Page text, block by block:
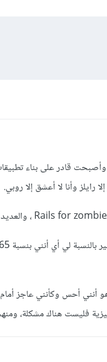
قادر على بناء تطبيقات
رايلز وأنا لا أعشق إلا روبي.
أنني أحس وكأنني عاجز
فليست هناك مشكلة،